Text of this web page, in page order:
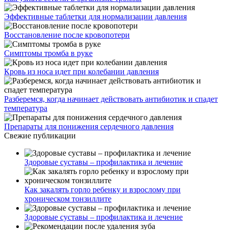
Эффективные таблетки для нормализации давления
Восстановление после кровопотери
Симптомы тромба в руке
Кровь из носа идет при колебании давления
Разберемся, когда начинает действовать антибиотик и спадет
температура
Препараты для понижения сердечного давления
Свежие публикации
Здоровые суставы – профилактика и лечение
Как закалять горло ребенку и взрослому при
хроническом тонзиллите
Здоровые суставы – профилактика и лечение